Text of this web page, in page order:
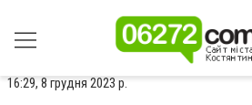
16:29, 8 грудня 2023 р.